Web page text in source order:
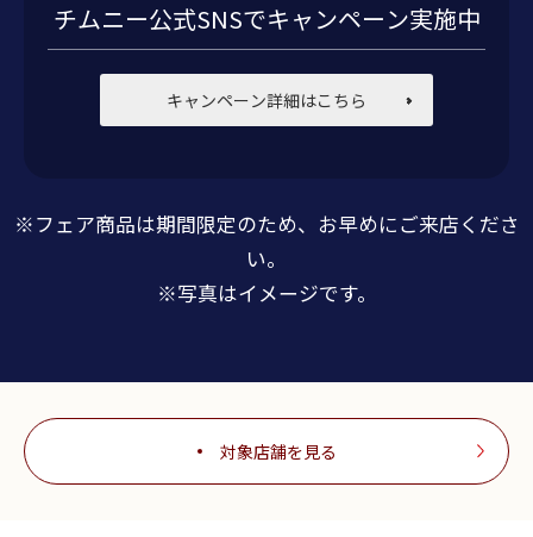
チムニー公式SNSでキャンペーン実施中
キャンペーン詳細はこちら
※フェア商品は期間限定のため、お早めにご来店くださ
い。
※写真はイメージです。
対象店舗を見る